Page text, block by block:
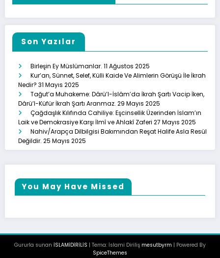
Son Yazılar
Birleşin Ey Müslümanlar. 11 Ağustos 2025
Kur’an, Sünnet, Selef, Külli Kaide Ve Alimlerin Görüşü İle İkrah
Nedir? 31 Mayıs 2025
Tağut’a Muhakeme: Dârü’l-İslâm’da İkrah Şartı Vacip İken,
Dârü’l-Küfür İkrah Şartı Aranmaz. 29 Mayıs 2025
Çağdaşlık Kılıfında Cahiliye: Eşcinsellik Üzerinden İslam’ın
Laik ve Demokrasiye Karşı İlmî ve Ahlakî Zaferi 27 Mayıs 2025
Nahiv/Arapça Dilbilgisi Bakımından Reşat Halife Asla Resül
Değildir. 25 Mayıs 2025
You May Have Missed
Gururla sunan İSLAMİDİRİLİS | Tema: İslami Diriliş mesutbyrm | Powered By
SpiceThemes